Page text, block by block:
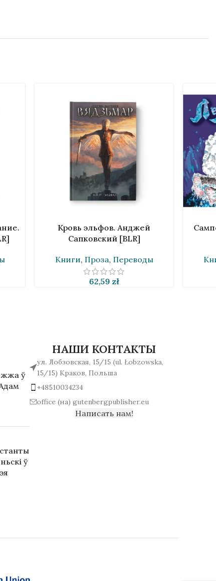
В КОРЗИНУКровь эльфов. Анджей
Сапковский [BLR]
Книги, Проза, Переводы
62,59 zł
В
ў
ў
НАШИ КОНТАКТЫ
ул. Лобзовская, 15/15 (ul. Łobzowska,
15/15) Краков, Польша
+48510034234
office (на) gutenbergpublisher.eu
Написать нам!